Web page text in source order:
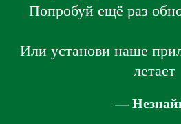
Попробуй ещё раз
Или установи наше
летает
—